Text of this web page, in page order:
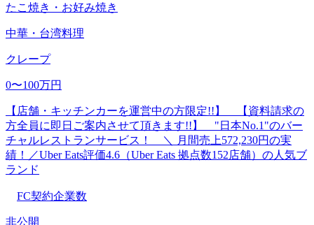
たこ焼き・お好み焼き
中華・台湾料理
クレープ
0〜100万円
【店舗・キッチンカーを運営中の方限定!!】 【資料請求の
方全員に即日ご案内させて頂きます!!】 "日本No.1"のバー
チャルレストランサービス！ ＼ 月間売上572,230円の実
績！／Uber Eats評価4.6（Uber Eats 拠点数152店舗）の人気ブ
ランド
FC契約企業数
非公開